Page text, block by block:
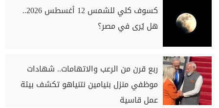
كسوف كلي للشمس 12 أغسطس 2026..
هل يُرى في مصر؟
ربع قرن من الرعب والاتهامات.. شهادات
موظفي منزل بنيامين نتنياهو تكشف بيئة
عمل قاسية